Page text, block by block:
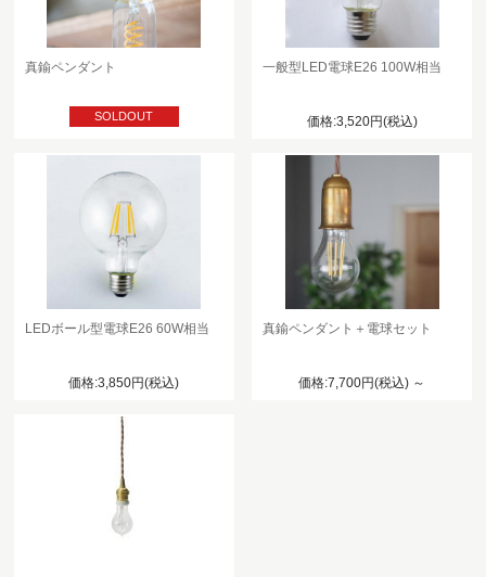
真鍮ペンダント
SOLDOUT
一般型LED電球E26 100W相当
価格:3,520円(税込)
LEDボール型電球E26 60W相当
価格:3,850円(税込)
真鍮ペンダント＋電球セット
価格:7,700円(税込) ～